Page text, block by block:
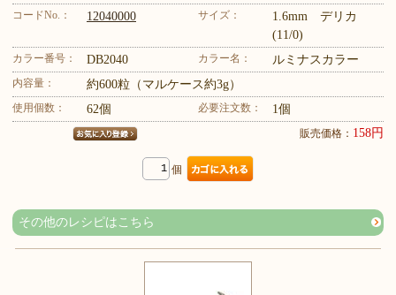
コードNo.： 12040000 サイズ：
1.6mm デリカ
(11/0)
カラー番号： DB2040 カラー名： ルミナスカラー
内容量： 約600粒（マルケース約3g）
使用個数： 62個 必要注文数： 1個
販売価格： 158円
個
その他のレシピはこちら